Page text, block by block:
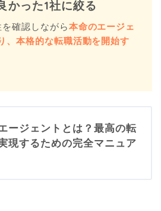
かった1社に絞る
確認しながら本命のエージェ
、本格的な転職活動を開始す
ージェントとは？最高の転
現するための完全マニュア